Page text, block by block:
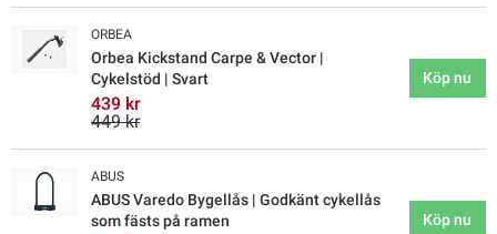
ORBEA
Orbea Kickstand Carpe & Vector |
Cykelstöd | Svart
439 kr
449 kr
Köp nu
ABUS
ABUS Varedo Bygellås | Godkänt cykellås
som fästs på ramen
Köp nu